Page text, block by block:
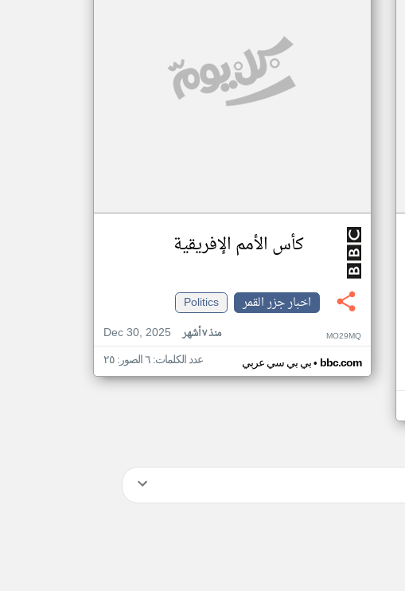
كأس الأمم الإفريقية
اخبار جزر القمر
Politics
Dec 30, 2025
منذ ٧ أشهر MO29MQ
بي بي سي عربي• bbc.com عدد الكلمات: ٦ الصور: ٢٥